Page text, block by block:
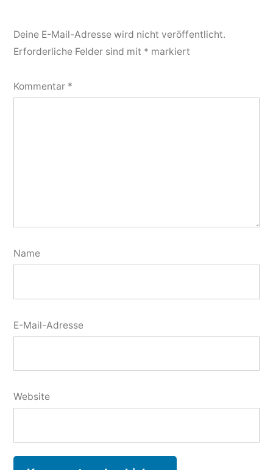
Deine E-Mail-Adresse wird nicht veröffentlicht.
Erforderliche Felder sind mit * markiert
Kommentar *
Name
E-Mail-Adresse
Website